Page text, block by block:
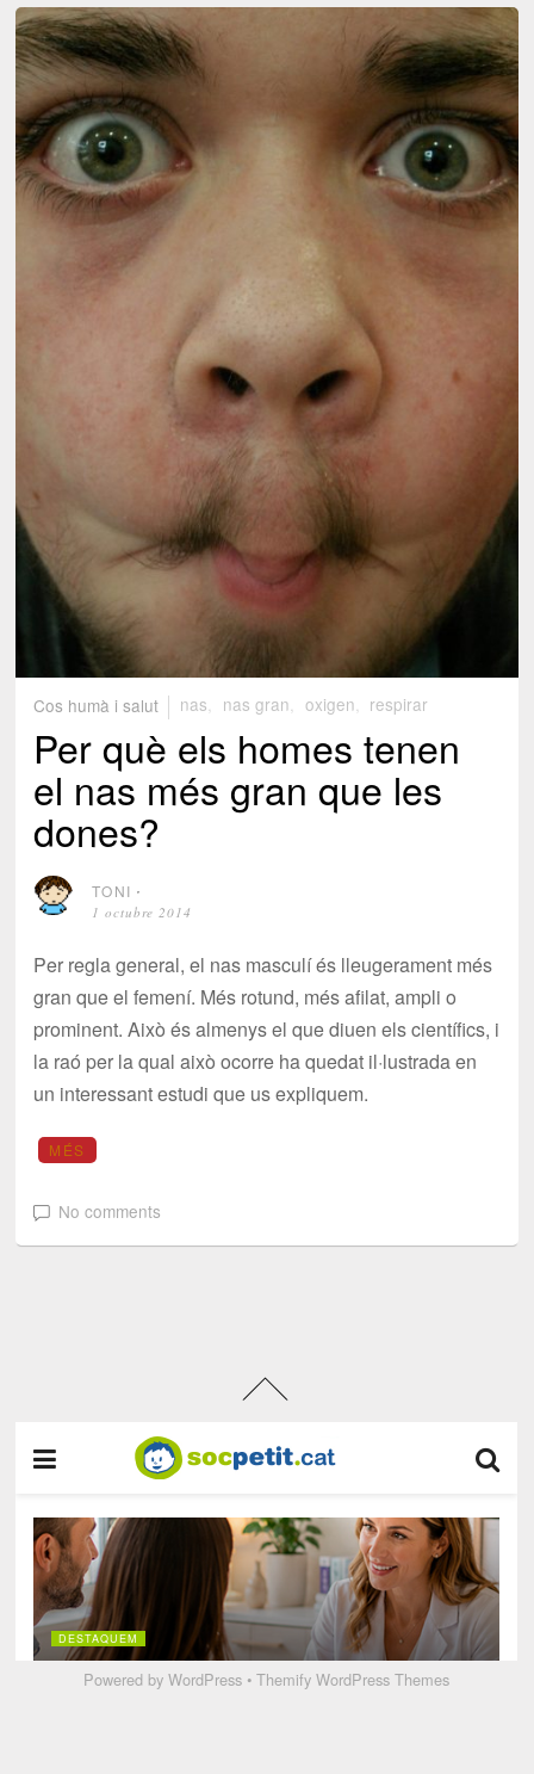
Cos humà i salut nas, nas gran, oxigen, respirar
Per què els homes tenen
el nas més gran que les
dones?
TONI ⋅
1 octubre 2014
Per regla general, el nas masculí és lleugerament més
gran que el femení. Més rotund, més afilat, ampli o
prominent. Això és almenys el que diuen els científics, i
la raó per la qual això ocorre ha quedat il·lustrada en
un interessant estudi que us expliquem.
MÉS
No comments
Powered byWordPress •Themify WordPress Themes